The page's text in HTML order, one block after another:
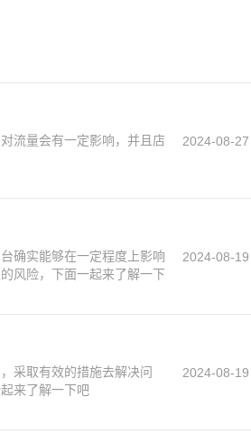
流量会有一定影响，并且店
2024-08-27
确实能够在一定程度上影响
风险，下面一起来了解一下
2024-08-19
采取有效的措施去解决问
来了解一下吧
2024-08-19